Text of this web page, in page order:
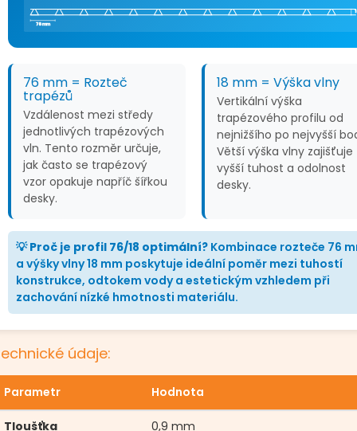
76 mm
76 mm = Rozteč
trapézů
Vzdálenost mezi středy
jednotlivých trapézových
vln. Tento rozměr určuje,
jak často se trapézový
vzor opakuje napříč šířkou
desky.
18 mm = Výška vlny
Vertikální výška
trapézového profilu od
nejnižšího po nejvyšší
Větší výška vlny zajišťuje
vyšší tuhost a odolnost
desky.
💡 Proč je profil 76/18 optimální? Kombinace rozteče 76
a výšky vlny 18 mm poskytuje ideální poměr mezi tuhostí
konstrukce, odtokem vody a estetickým vzhledem při
zachování nízké hmotnosti materiálu.
údaje:
Parametr Hodnota
Tloušťka 0,9 mm